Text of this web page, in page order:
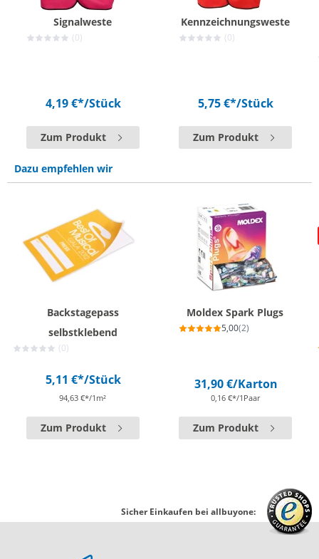
Signalweste
(0)
4,19 €*/Stück
Zum Produkt
Kennzeichnungsweste
(0)
5,75 €*/Stück
Zum Produkt
Dazu empfehlen wir
Backstagepass
selbstklebend
(0)
5,11 €*/Stück
94,63 €*/1m²
Zum Produkt
Moldex Spark Plugs
5,00(2)
31,90 €/Karton
0,16 €*/1Paar
Zum Produkt
Sicher Einkaufen bei allbuyone: